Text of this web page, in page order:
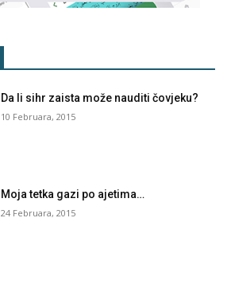
Da li sihr zaista može nauditi čovjeku?
10 Februara, 2015
Moja tetka gazi po ajetima…
24 Februara, 2015